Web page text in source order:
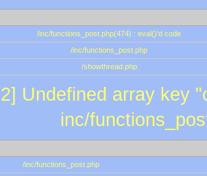
/inc/functions_post.php(474) : eval()'d code
/inc/functions_post.php
/showthread.php
Undefined array key
inc/
/inc/functions_post.php